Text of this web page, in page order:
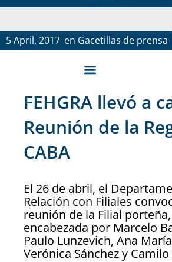
5 April, 2017 en Gacetillas de prensa
FEHGRA llevó a
Reunión de la
CABA
El 26 de abril, el
Relación con Filiales
reunión de la Filial
encabezada por Marcelo
Paulo Lunzevich, Ana
Verónica Sánchez y Camilo